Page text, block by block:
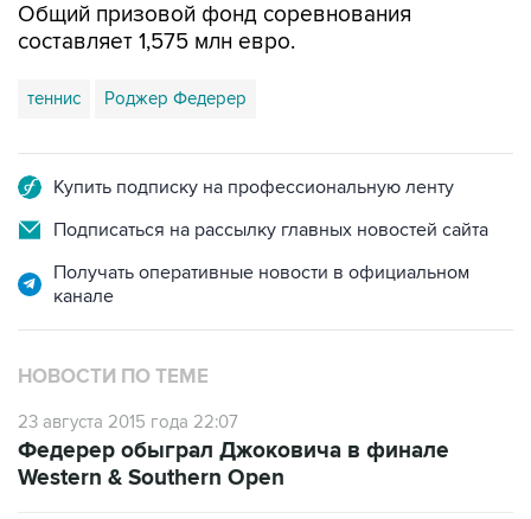
Общий призовой фонд соревнования
составляет 1,575 млн евро.
теннис Роджер Федерер
Купить подписку на профессиональную ленту
Подписаться на рассылку главных новостей сайта
Получать оперативные новости в официальном
канале
НОВОСТИ ПО ТЕМЕ
23 августа 2015 года 22:07
Федерер обыграл Джоковича в финале
Western & Southern Open